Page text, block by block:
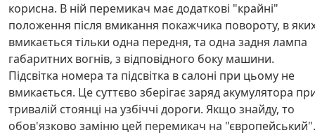
корисна. В ній перемикач має додаткові "крайні"
положення після вмикання покажчика повороту, в
вмикається тільки одна передня, та одна задня лампа
габаритних вогнів, з відповідного боку машини.
Підсвітка номера та підсвітка в салоні при цьому не
вмикається. Це суттєво зберігає заряд акумулятора
тривалій стоянці на узбіччі дороги. Якщо знайду, то
обов'язково заміню цей перемикач на "європейський".